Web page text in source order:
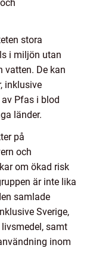
stora
i miljön utan
vatten. De kan
inklusive
Pfas i blod
länder.
på
och
om ökad risk
är inte lika
samlade
Sverige,
samt
inom